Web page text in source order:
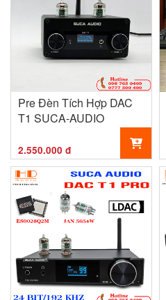
Pre Đèn Tích Hợp DAC
T1 SUCA-AUDIO
2.550.000 đ